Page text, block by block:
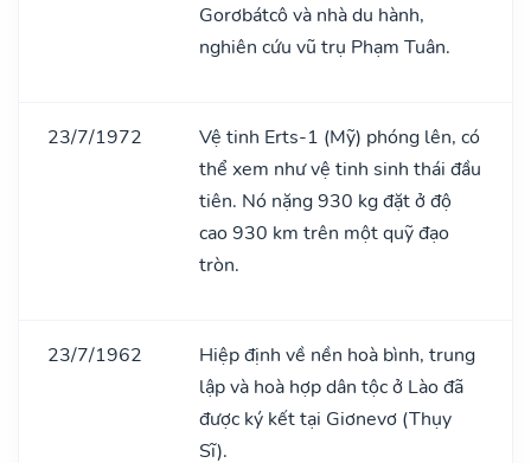
Gorơbátcô và nhà du hành,
nghiên cứu vũ trụ Phạm Tuân.
23/7/1972
Vệ tinh Erts-1 (Mỹ) phóng lên, có
thể xem như vệ tinh sinh thái đầu
tiên. Nó nặng 930 kg đặt ở độ
cao 930 km trên một quỹ đạo
tròn.
23/7/1962
Hiệp định về nền hoà bình, trung
lập và hoà hợp dân tộc ở Lào đã
được ký kết tại Giơnevơ (Thụy
Sĩ).